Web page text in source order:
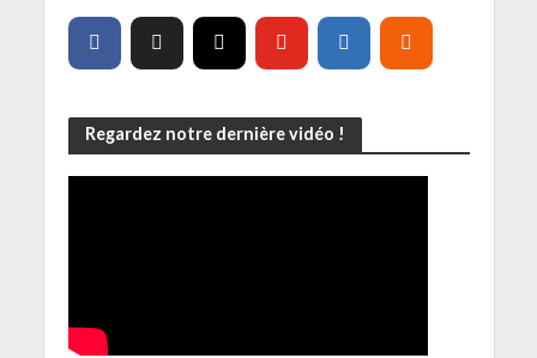
Regardez notre dernière vidéo !